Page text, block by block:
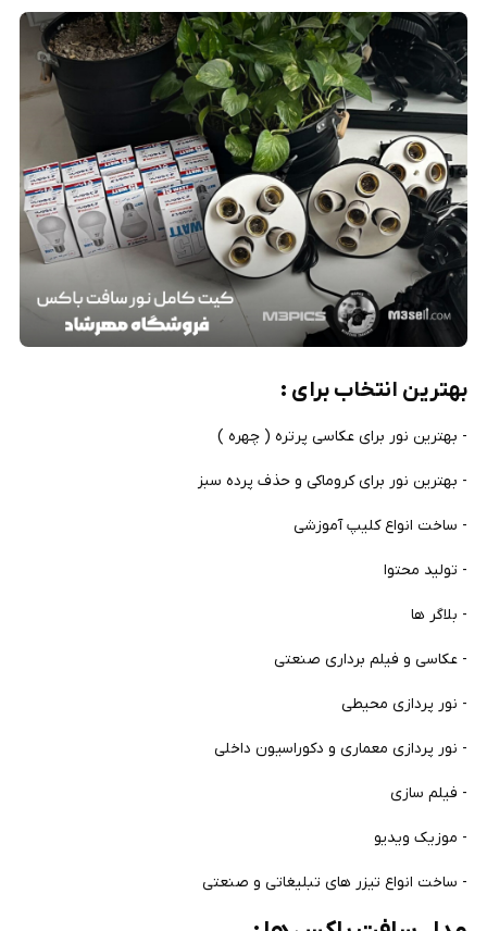
بهترین انتخاب برای :
- بهترین نور برای عکاسی پرتره ( چهره )
- بهترین نور برای کروماکی و حذف پرده سبز
- ساخت انواع کلیپ آموزشی
- تولید محتوا
- بلاگر ها
- عکاسی و فیلم برداری صنعتی
- نور پردازی محیطی
- نور پردازی معماری و دکوراسیون داخلی
- فیلم سازی
- موزیک ویدیو
- ساخت انواع تیزر های تبلیغاتی و صنعتی